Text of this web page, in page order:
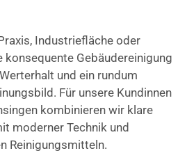
Industriefläche oder
konsequente Gebäudereinigung
und ein rundum
Für unsere Kundinnen
kombinieren wir klare
moderner Technik und
Reinigungsmitteln.